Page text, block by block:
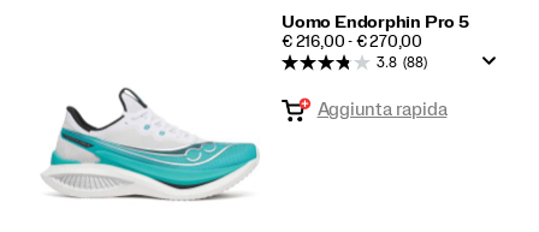
Uomo Endorphin Pro 5
PRICE
€ 216,00 - € 270,00
3.8 (88)
Aggiunta rapida